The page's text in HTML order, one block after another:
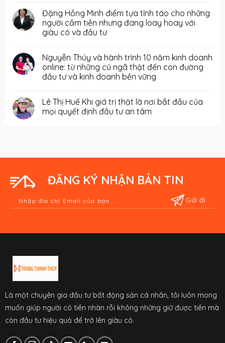
Đặng Hồng Minh điểm tựa tỉnh táo cho những
người cầm tiền nhưng đang loay hoay với
giàu có và đầu tư
Nguyễn Thúy và hành trình 10 năm kinh doanh
online: từ những cú ngã thật đến con đường
đầu tư và kinh doanh bền vững
Lê Thị Huế Khi giá trị thật là nơi bắt đầu của
mọi quyết định đầu tư an tâm
ĐĂNG KÝ NHẬN BẢN TIN
Là một chuyên gia đầu tư bất động sản cá nhân, tôi luôn mong
muốn giúp người có tiền nhàn rỗi không những giữ được tiền mà
còn đầu tư hiệu quả để trở lên giàu có.